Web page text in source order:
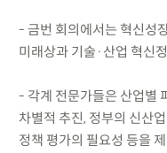
- 금번 회의에서는 혁신성
미래상과 기술·산업 혁신
- 각계 전문가들은 산업별
차별적 추진, 정부의 신산
정책 평가의 필요성 등을